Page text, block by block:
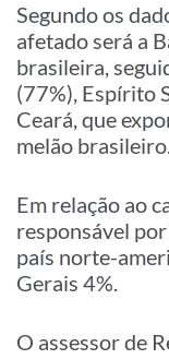
Segundo os
afetado será a
brasileira,
(77%), Espírito
Ceará, que
melão
Em relação ao
responsável
país norte-
Gerais 4%.
O assessor de